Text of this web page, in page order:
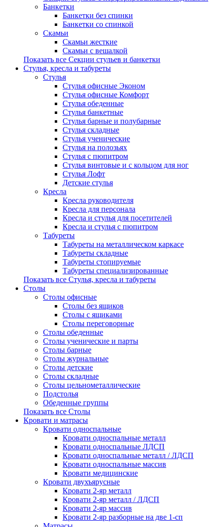
Банкетки
Банкетки без спинки
Банкетки со спинкой
Скамьи
Скамьи жесткие
Скамьи с вешалкой
Показать все Секции стульев и банкетки
Стулья, кресла и табуреты
Стулья
Стулья офисные Эконом
Стулья офисные Комфорт
Стулья обеденные
Стулья банкетные
Стулья барные и полубарные
Стулья складные
Стулья ученические
Стулья на полозьях
Стулья с пюпитром
Стулья винтовые и с кольцом для ног
Стулья Лофт
Детские стулья
Кресла
Кресла руководителя
Кресла для персонала
Кресла и стулья для посетителей
Кресла и стулья с пюпитром
Табуреты
Табуреты на металлическом каркасе
Табуреты складные
Табуреты стопируемые
Табуреты специализированные
Показать все Стулья, кресла и табуреты
Столы
Столы офисные
Столы без ящиков
Столы с ящиками
Столы переговорные
Столы обеденные
Столы ученические и парты
Столы барные
Столы журнальные
Столы детские
Столы складные
Столы цельнометаллические
Подстолья
Обеденные группы
Показать все Столы
Кровати и матрасы
Кровати односпальные
Кровати односпальные металл
Кровати односпальные ЛДСП
Кровати односпальные металл / ЛДСП
Кровати односпальные массив
Кровати медицинские
Кровати двухъярусные
Кровати 2-яр металл
Кровати 2-яр металл / ЛДСП
Кровати 2-яр массив
Кровати 2-яр разборные на две 1-сп